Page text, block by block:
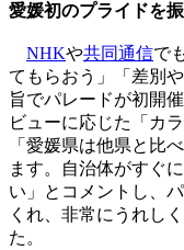
愛媛初のプライドを
NHKや共同通信で
てもらおう」「差別
旨でパレードが初開
ビューに応じた「カ
「愛媛県は他県と比
ます。自治体がすぐ
い」とコメントし、
くれ、非常にうれし
た。